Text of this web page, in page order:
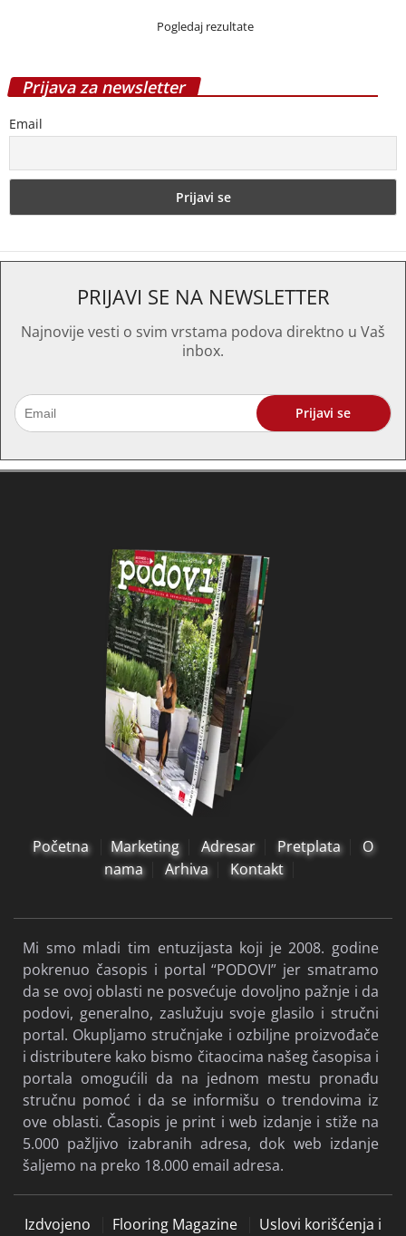
Pogledaj rezultate
Prijava za newsletter
Email
PRIJAVI SE NA NEWSLETTER
Najnovije vesti o svim vrstama podova direktno u Vaš
inbox.
Početna Marketing Adresar Pretplata
O
nama
Arhiva Kontakt
Mi smo mladi tim entuzijasta koji je 2008. godine
pokrenuo časopis i portal “PODOVI” jer smatramo
da se ovoj oblasti ne posvećuje dovoljno pažnje i da
podovi, generalno, zaslužuju svoje glasilo i stručni
portal. Okupljamo stručnjake i ozbiljne proizvođače
i distributere kako bismo čitaocima našeg časopisa i
portala omogućili da na jednom mestu pronađu
stručnu pomoć i da se informišu o trendovima iz
ove oblasti. Časopis je print i web izdanje i stiže na
5.000 pažljivo izabranih adresa, dok web izdanje
šaljemo na preko 18.000 email adresa.
Izdvojeno Flooring Magazine
Uslovi korišćenja i